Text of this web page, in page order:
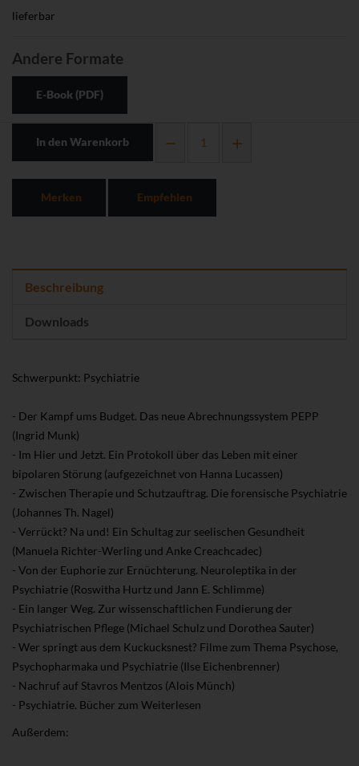
lieferbar
Andere Formate
E-Book (PDF)
In den Warenkorb
Merken Empfehlen
Beschreibung
Downloads
Schwerpunkt: Psychiatrie
- Der Kampf ums Budget. Das neue Abrechnungssystem PEPP
(Ingrid Munk)
- Im Hier und Jetzt. Ein Protokoll über das Leben mit einer
bipolaren Störung (aufgezeichnet von Hanna Lucassen)
- Zwischen Therapie und Schutzauftrag. Die forensische Psychiatrie
(Johannes Th. Nagel)
- Verrückt? Na und! Ein Schultag zur seelischen Gesundheit
(Manuela Richter-Werling und Anke Creachcadec)
- Von der Euphorie zur Ernüchterung. Neuroleptika in der
Psychiatrie (Roswitha Hurtz und Jann E. Schlimme)
- Ein langer Weg. Zur wissenschaftlichen Fundierung der
Psychiatrischen Pflege (Michael Schulz und Dorothea Sauter)
- Wer springt aus dem Kuckucksnest? Filme zum Thema Psychose,
Psychopharmaka und Psychiatrie (Ilse Eichenbrenner)
- Nachruf auf Stavros Mentzos (Alois Münch)
- Psychiatrie. Bücher zum Weiterlesen
Außerdem: